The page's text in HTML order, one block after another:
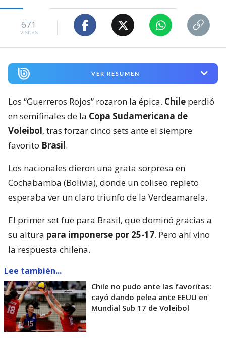
671
visitas
VER RESUMEN
Los “Guerreros Rojos” rozaron la épica. Chile perdió
en semifinales de la Copa Sudamericana de
Voleibol, tras forzar cinco sets ante el siempre
favorito Brasil.
Los nacionales dieron una grata sorpresa en
Cochabamba (Bolivia), donde un coliseo repleto
esperaba ver un claro triunfo de la Verdeamarela.
El primer set fue para Brasil, que dominó gracias a
su altura para imponerse por 25-17. Pero ahí vino
la respuesta chilena.
Lee también...
Chile no pudo ante las favoritas:
cayó dando pelea ante EEUU en
Mundial Sub 17 de Voleibol